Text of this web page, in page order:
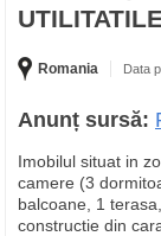
Romania Data
Anunț sursă:
Imobilul situat in
camere (3
balcoane, 1
constructie din